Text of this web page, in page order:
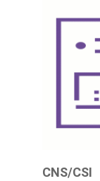
CNS/CSI